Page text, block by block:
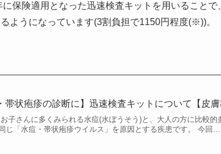
保険適用となった迅速検査キットを用いること
ようになっています(3割負担で1150円程度(※))。
帯状疱疹の診断に】迅速検査キットについて【皮膚
子さんに多くみられる水痘(水ぼうそう)と、大人の方に比較的
じ「水痘・帯状疱疹ウイルス」を原因とする疾患です。 今回…